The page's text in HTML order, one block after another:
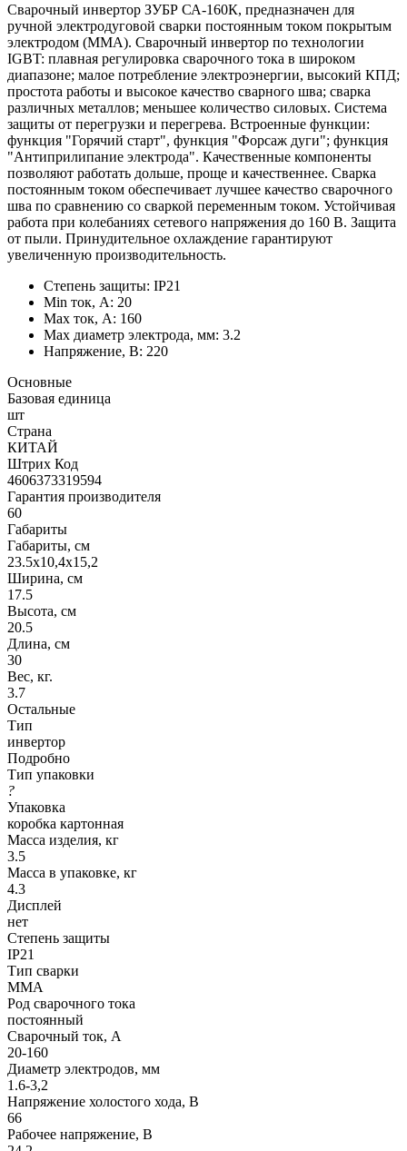
Сварочный инвертор ЗУБР СА-160К, предназначен для
ручной электродуговой сварки постоянным током покрытым
электродом (ММА). Сварочный инвертор по технологии
IGBT: плавная регулировка сварочного тока в широком
диапазоне; малое потребление электроэнергии, высокий КПД;
простота работы и высокое качество сварного шва; сварка
различных металлов; меньшее количество силовых. Система
защиты от перегрузки и перегрева. Встроенные функции:
функция "Горячий старт", функция "Форсаж дуги"; функция
"Антиприлипание электрода". Качественные компоненты
позволяют работать дольше, проще и качественнее. Сварка
постоянным током обеспечивает лучшее качество сварочного
шва по сравнению со сваркой переменным током. Устойчивая
работа при колебаниях сетевого напряжения до 160 В. Защита
от пыли. Принудительное охлаждение гарантируют
увеличенную производительность.
Степень защиты: IP21
Min ток, А: 20
Мах ток, А: 160
Мах диаметр электрода, мм: 3.2
Напряжение, В: 220
Основные
Базовая единица
шт
Страна
КИТАЙ
Штрих Код
4606373319594
Гарантия производителя
60
Габариты
Габариты, см
23.5х10,4х15,2
Ширина, см
17.5
Высота, см
20.5
Длина, см
30
Вес, кг.
3.7
Остальные
Тип
инвертор
Подробно
Тип упаковки
?
Упаковка
коробка картонная
Масса изделия, кг
3.5
Масса в упаковке, кг
4.3
Дисплей
нет
Степень защиты
IP21
Тип сварки
ММА
Род сварочного тока
постоянный
Сварочный ток, А
20-160
Диаметр электродов, мм
1.6-3,2
Напряжение холостого хода, В
66
Рабочее напряжение, В